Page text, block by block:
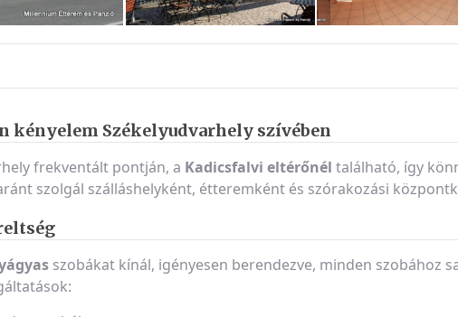
Székelyudvarhely szívében
frekventált pontján, a Kadicsfalvi eltérőnél található, így
szolgál szálláshelyként, étteremként és szórakozási
szobákat kínál, igényesen berendezve, minden szobához